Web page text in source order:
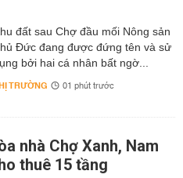
đất sau Chợ đầu mối Nông sản
Đức đang được đứng tên và sử
bởi hai cá nhân bất ngờ...
TRƯỜNG 01 phút trước
nhà Chợ Xanh, Nam
thuê 15 tầng